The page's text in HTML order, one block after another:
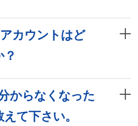
カウントはど
からなくなった
て下さい。